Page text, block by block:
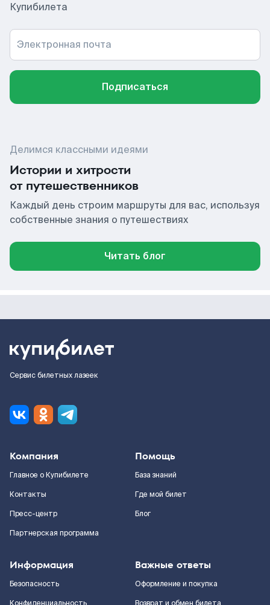
Купибилета
Электронная почта
Подписаться
Делимся классными идеями
Истории и хитрости
от путешественников
Каждый день строим маршруты для вас, используя
собственные знания о путешествиях
Читать блог
Сервис билетных лазеек
Компания
Главное о Купибилете
Контакты
Пресс-центр
Партнерская программа
Помощь
База знаний
Где мой билет
Блог
Информация
Безопасность
Важные ответы
Оформление и покупка